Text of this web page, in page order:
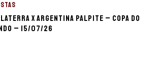
x Argentina palpite – Copa do
– 15/07/26